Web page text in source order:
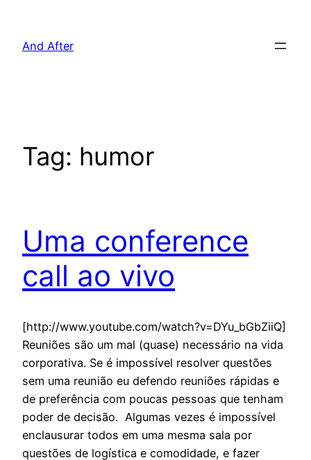
And After
Tag: humor
Uma conference
call ao vivo
[http://www.youtube.com/watch?v=DYu_bGbZiiQ]
Reuniões são um mal (quase) necessário na vida
corporativa. Se é impossível resolver questões
sem uma reunião eu defendo reuniões rápidas e
de preferência com poucas pessoas que tenham
poder de decisão. Algumas vezes é impossível
enclausurar todos em uma mesma sala por
questões de logística e comodidade, e fazer